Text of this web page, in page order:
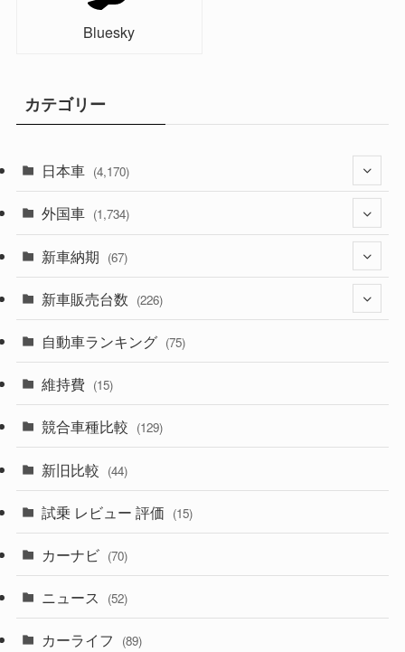
Bluesky
カテゴリー
日本車 (4,170)
(1,320)
(329)
(356)
(328)
(194)
(230)
(253)
外国車 (1,734)
(242)
(85)
(84)
(14)
(222)
(50)
(43)
(6)
(58)
(28)
(27)
新車納期 (67)
(28)
(8)
(3)
(3)
(5)
(1)
新車販売台数 (226)
(21)
(5)
(7)
(5)
自動車ランキング (75)
維持費 (15)
競合車種比較 (129)
新旧比較 (44)
試乗 レビュー 評価 (15)
カーナビ (70)
ニュース (52)
カーライフ (89)